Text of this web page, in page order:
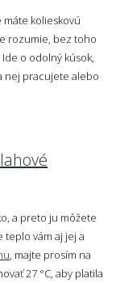
kolieskovú
rozumie, bez toho
Ide o odolný kúsok,
nej pracujete alebo
a preto ju môžete
vám aj jej a
, majte prosím na
27 °C, aby platila